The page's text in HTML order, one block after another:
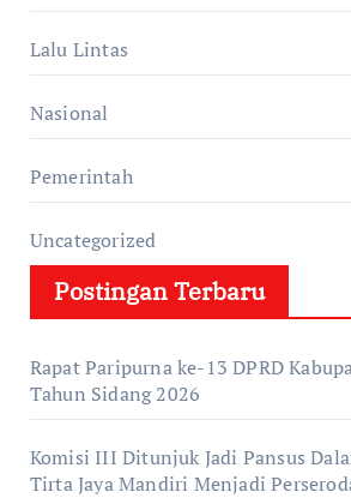
Lalu Lintas
Nasional
Pemerintah
Uncategorized
Postingan Terbaru
Rapat Paripurna ke-13 DPRD
Tahun Sidang 2026
Komisi III Ditunjuk Jadi Pansus
Tirta Jaya Mandiri Menjadi